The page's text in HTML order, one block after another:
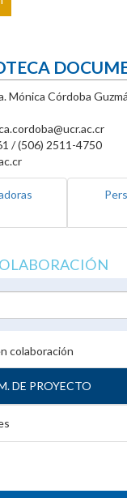
Mónica Córdoba
/ (506) 2511-4750
colaboración
DE PROYECTO